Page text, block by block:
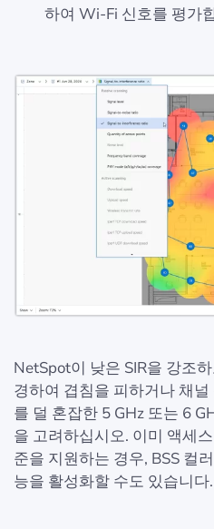
하여 Wi-Fi 신호를 평가
NetSpot이 낮은 SIR을 강조
경하여 겹침을 피하거나 채
를 덜 혼잡한 5 GHz 또는 6
을 고려하십시오. 이미 액세
준을 지원하는 경우, BSS 컬
능을 활성화할 수도 있습니다.